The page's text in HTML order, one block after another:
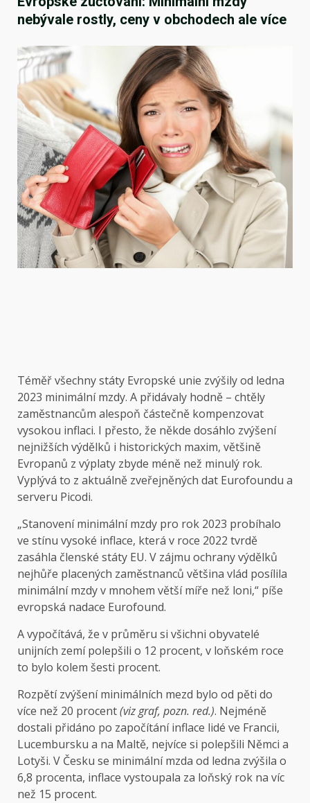
nebývale rostly, ceny v obchodech ale více
Téměř všechny státy Evropské unie zvýšily od ledna
2023 minimální mzdy. A přidávaly hodně – chtěly
zaměstnancům alespoň částečně kompenzovat
vysokou inflaci. I přesto, že někde dosáhlo zvýšení
nejnižších výdělků i historických maxim, většině
Evropanů z výplaty zbyde méně než minulý rok.
Vyplývá to z aktuálně zveřejněných dat Eurofoundu a
serveru Picodi.
„Stanovení minimální mzdy pro rok 2023 probíhalo
ve stínu vysoké inflace, která v roce 2022 tvrdě
zasáhla členské státy EU. V zájmu ochrany výdělků
nejhůře placených zaměstnanců většina vlád posílila
minimální mzdy v mnohem větší míře než loni,“ píše
evropská nadace Eurofound.
A vypočítává, že v průměru si všichni obyvatelé
unijních zemí polepšili o 12 procent, v loňském roce
to bylo kolem šesti procent.
Rozpětí zvýšení minimálních mezd bylo od pěti do
více než 20 procent(viz graf, pozn. red.). Nejméně
dostali přidáno po započítání inflace lidé ve Francii,
Lucembursku a na Maltě, nejvíce si polepšili Němci a
Lotyši. V Česku se minimální mzda od ledna zvýšila o
6,8 procenta, inflace vystoupala za loňský rok na víc
než 15 procent.